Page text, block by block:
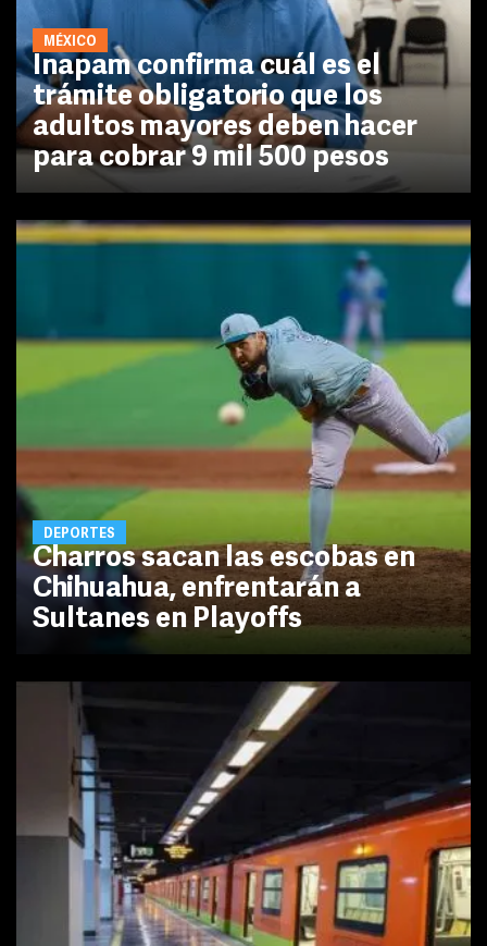
MÉXICO
Inapam confirma cuál es el
trámite obligatorio que los
adultos mayores deben hacer
para cobrar 9 mil 500 pesos
DEPORTES
Charros sacan las escobas en
Chihuahua, enfrentarán a
Sultanes en Playoffs